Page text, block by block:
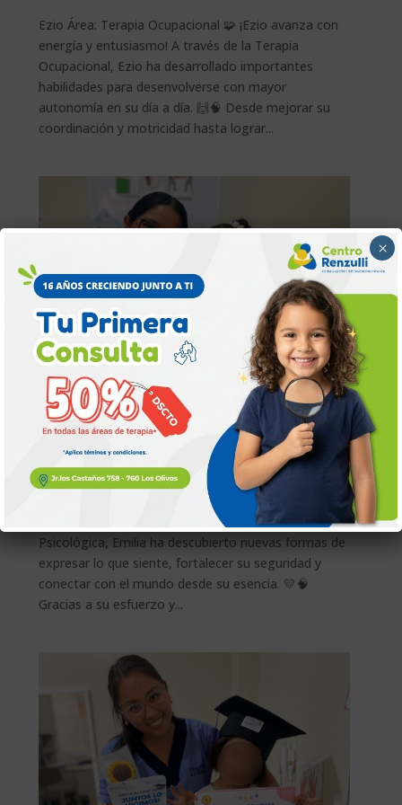
Ezio Área: Terapia Ocupacional 🧩 ¡Ezio avanza con
energía y entusiasmo! A través de la Terapia
Ocupacional, Ezio ha desarrollado importantes
habilidades para desenvolverse con mayor
autonomía en su día a día. 🙌🧠 Desde mejorar su
coordinación y motricidad hasta lograr...
Renzulli| May 17, 2025
Emilia Área: Terapia Psicológica 🌈 ¡Emilia florece
con cada paso! Durante su proceso en Terapia
Psicológica, Emilia ha descubierto nuevas formas de
expresar lo que siente, fortalecer su seguridad y
conectar con el mundo desde su esencia. 💛🧠
Gracias a su esfuerzo y...
×